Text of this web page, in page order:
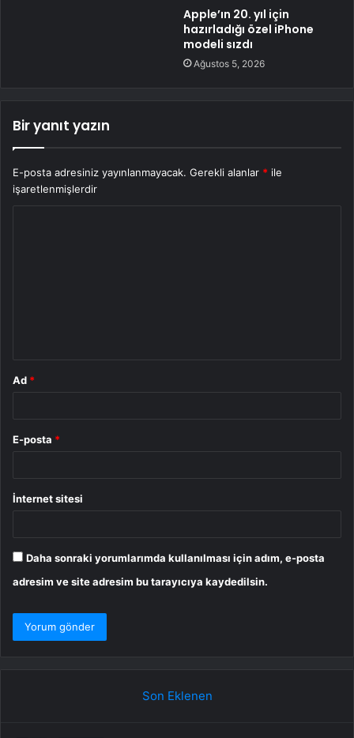
Apple’ın 20. yıl için
hazırladığı özel iPhone
modeli sızdı
Ağustos 5, 2026
Bir yanıt yazın
E-posta adresiniz yayınlanmayacak. Gerekli alanlar * ile
işaretlenmişlerdir
Ad *
E-posta *
İnternet sitesi
Daha sonraki yorumlarımda kullanılması için adım, e-posta
adresim ve site adresim bu tarayıcıya kaydedilsin.
Son Eklenen